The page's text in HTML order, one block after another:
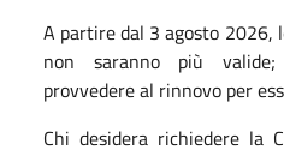
A partire dal 3 agosto 2026,
non saranno più
provvedere al rinnovo per
Chi desidera richiedere la